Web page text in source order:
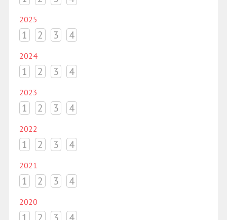
2025
1 2 3 4
2024
1 2 3 4
2023
1 2 3 4
2022
1 2 3 4
2021
1 2 3 4
2020